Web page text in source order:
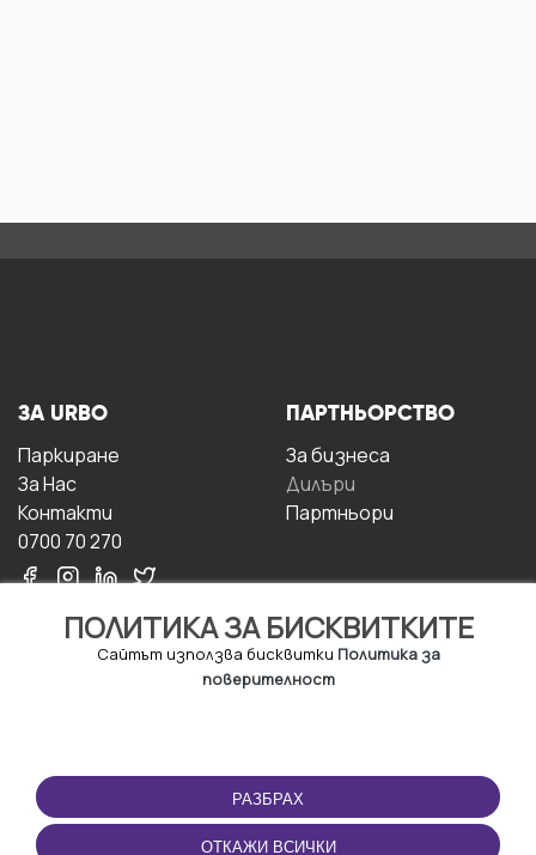
ПОЛИТИКА ЗА БИСКВИТКИТЕ
Сайтът използва бисквитки Политика за
поверителност
РАЗБРАХ
ОТКАЖИ ВСИЧКИ
ЗА URBO
Паркиране
За Hас
Контакти
0700 70 270
ПАРТНЬОРСТВО
За бизнесa
Дилъри
Партньори
ПОЛЗВАНЕ
Правила и условия за
ползване
ПРИЛОЖЕНИЕТО